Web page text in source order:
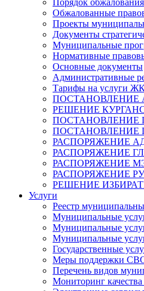
Порядок обжалования
Обжалованные
Проекты
Документы
Муниципальные
Нормативные
Основные документы
Административные
Тарифы на услуги
ПОСТАНОВЛЕНИЕ
РЕШЕНИЕ
ПОСТАНОВЛЕНИЕ
ПОСТАНОВЛЕНИЕ
РАСПОРЯЖЕНИЕ
РАСПОРЯЖЕНИЕ
РАСПОРЯЖЕНИЕ
РАСПОРЯЖЕНИЕ
РЕШЕНИЕ
Услуги
Реестр
Муниципальные
Муниципальные
Муниципальные
Государственные
Меры поддержки
Перечень видов
Мониторинг